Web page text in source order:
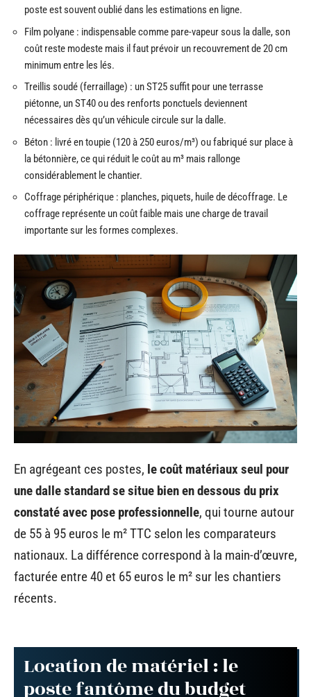
poste est souvent oublié dans les estimations en ligne.
Film polyane : indispensable comme pare-vapeur sous la dalle, son
coût reste modeste mais il faut prévoir un recouvrement de 20 cm
minimum entre les lés.
Treillis soudé (ferraillage) : un ST25 suffit pour une terrasse
piétonne, un ST40 ou des renforts ponctuels deviennent
nécessaires dès qu’un véhicule circule sur la dalle.
Béton : livré en toupie (120 à 250 euros/m³) ou fabriqué sur place à
la bétonnière, ce qui réduit le coût au m³ mais rallonge
considérablement le chantier.
Coffrage périphérique : planches, piquets, huile de décoffrage. Le
coffrage représente un coût faible mais une charge de travail
importante sur les formes complexes.
En agrégeant ces postes, le coût matériaux seul pour
une dalle standard se situe bien en dessous du prix
constaté avec pose professionnelle, qui tourne autour
de 55 à 95 euros le m² TTC selon les comparateurs
nationaux. La différence correspond à la main-d’œuvre,
facturée entre 40 et 65 euros le m² sur les chantiers
récents.
Location de matériel : le
poste fantôme du budget